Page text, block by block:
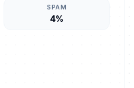
SPAM
4%